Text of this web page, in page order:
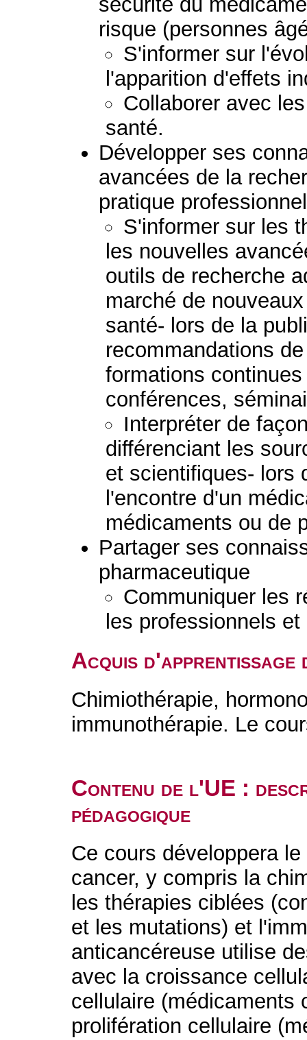
risque (personnes
S'informer sur
l'apparition d'effets
Collaborer avec
santé.
Développer ses
avancées de la
pratique
S'informer sur les
les nouvelles
outils de recherche
marché de
santé- lors de la
recommandations
formations
conférences,
Interpréter de
différenciant les
et scientifiques- lors
l'encontre d'un
médicaments ou de
Partager ses
pharmaceutique
Communiquer les
les professionnels
Acquis d'apprentissage
Chimiothérapie,
immunothérapie. Le
Contenu de l'UE :
pédagogique
Ce cours développera
cancer, y compris la
les thérapies ciblées
et les mutations) et
anticancéreuse utilise
avec la croissance
cellulaire (médicaments
prolifération cellulaire